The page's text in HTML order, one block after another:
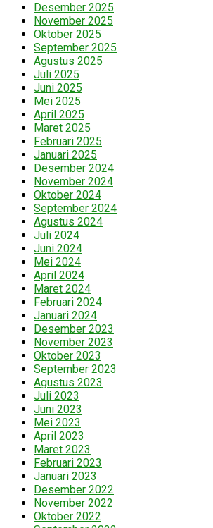
Desember 2025
November 2025
Oktober 2025
September 2025
Agustus 2025
Juli 2025
Juni 2025
Mei 2025
April 2025
Maret 2025
Februari 2025
Januari 2025
Desember 2024
November 2024
Oktober 2024
September 2024
Agustus 2024
Juli 2024
Juni 2024
Mei 2024
April 2024
Maret 2024
Februari 2024
Januari 2024
Desember 2023
November 2023
Oktober 2023
September 2023
Agustus 2023
Juli 2023
Juni 2023
Mei 2023
April 2023
Maret 2023
Februari 2023
Januari 2023
Desember 2022
November 2022
Oktober 2022